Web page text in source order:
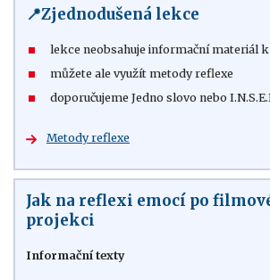
📍Zjednodušená lekce
lekce neobsahuje informační materiál
můžete ale využít metody reflexe
doporučujeme Jedno slovo nebo
Metody reflexe
Jak na reflexi emocí po
projekci
Informační texty